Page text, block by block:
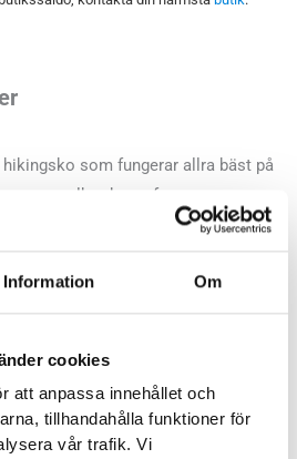
Information Om
cookies
att anpassa innehållet och
tillhandahålla funktioner för
vår trafik. Vi
som fungerar allra bäst på
en normalbred passform som
foten tack vare den flexibla och
6979088000